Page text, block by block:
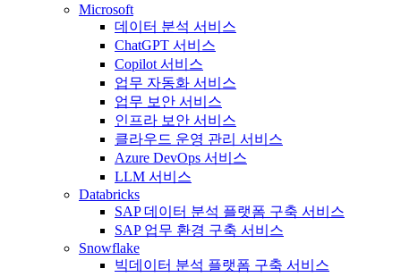
Microsoft
데이터 분석 서비스
ChatGPT 서비스
Copilot 서비스
업무 자동화 서비스
업무 보안 서비스
인프라 보안 서비스
클라우드 운영 관리 서비스
Azure DevOps 서비스
LLM 서비스
Databricks
SAP 데이터 분석 플랫폼 구축 서비스
SAP 업무 환경 구축 서비스
Snowflake
빅데이터 분석 플랫폼 구축 서비스